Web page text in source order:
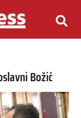
Božić